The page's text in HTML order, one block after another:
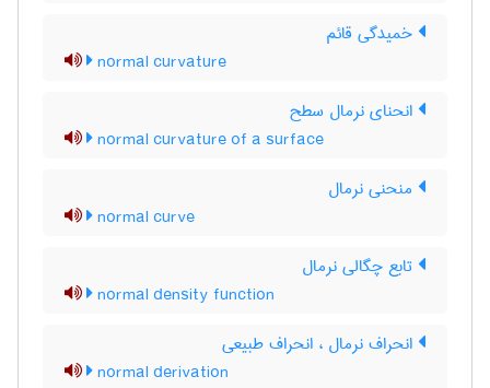
خمیدگی قائم
normal curvature
انحنای نرمال سطح
normal curvature of a surface
منحنی نرمال
normal curve
تابع چگالی نرمال
normal density function
انحراف نرمال ، انحراف طبیعی
normal derivation